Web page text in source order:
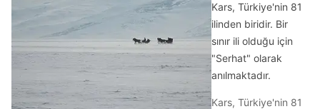
Kars, Türkiye'nin 81
ilinden biridir. Bir
sınır ili olduğu için
"Serhat" olarak
anılmaktadır.
Kars, Türkiye'nin 81